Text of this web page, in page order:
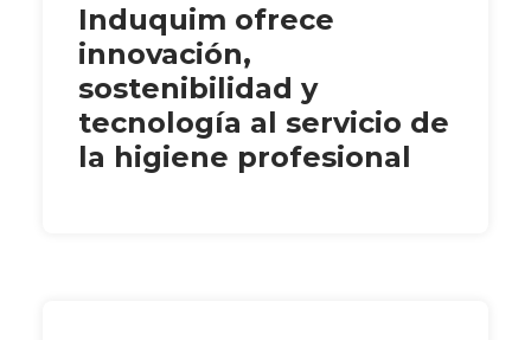
Induquim ofrece
innovación,
sostenibilidad y
tecnología al servicio de
la higiene profesional